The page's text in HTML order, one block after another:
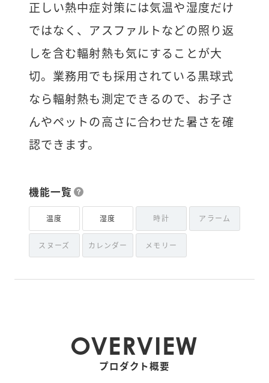
正しい熱中症対策には気温や湿度だけ
ではなく、アスファルトなどの照り返
しを含む輻射熱も気にすることが大
切。業務用でも採用されている黒球式
なら輻射熱も測定できるので、お子さ
んやペットの高さに合わせた暑さを確
認できます。
機能一覧
温度 湿度 時計 アラーム
スヌーズ カレンダー メモリー
OVERVIEW
プロダクト概要